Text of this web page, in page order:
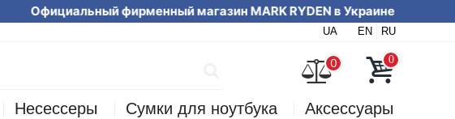
фирменный магазин MARK RYDEN в
UA EN RU
0 0
Несессеры Сумки для ноутбука Аксессуары